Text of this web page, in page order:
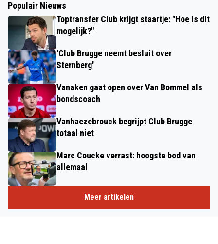
Populair Nieuws
Toptransfer Club krijgt staartje: "Hoe is dit
mogelijk?"
'Club Brugge neemt besluit over
Sternberg'
Vanaken gaat open over Van Bommel als
bondscoach
Vanhaezebrouck begrijpt Club Brugge
totaal niet
Marc Coucke verrast: hoogste bod van
allemaal
Meer artikelen